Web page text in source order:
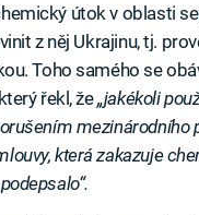
útok v oblasti
z něj Ukrajinu, tj.
Toho samého se
řekl, že„jakékoli
mezinárodního
která zakazuje